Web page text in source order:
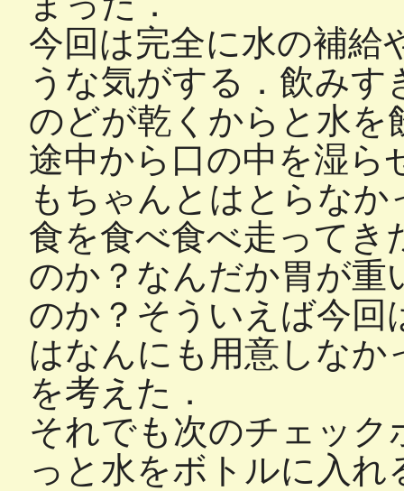
今回は完全に水の補給
うな気がする．飲み
のどが乾くからと水を
途中から口の中を湿ら
もちゃんとはとらな
食を食べ食べ走ってき
のか？なんだか胃が重
のか？そういえば今回
はなんにも用意しな
を考えた．
それでも次のチェッ
っと水をボトルに入